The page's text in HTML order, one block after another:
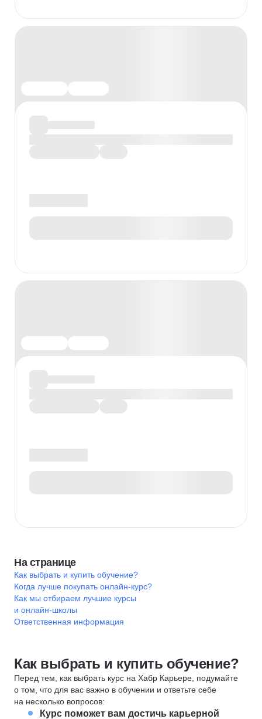
На странице
Как выбрать и купить обучение?
Когда лучше покупать онлайн-курс?
Как мы отбираем лучшие курсы
и онлайн-школы
Ответственная информация
Как выбрать и купить обучение?
Перед тем, как выбрать курс на Хабр Карьере, подумайте
о том, что для вас важно в обучении и ответьте себе
на несколько вопросов:
Курс поможет вам достичь карьерной